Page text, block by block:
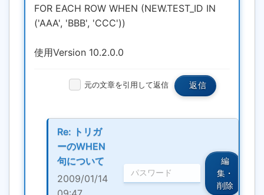
FOR EACH ROW WHEN (NEW.TEST_ID IN
('AAA', 'BBB', 'CCC'))
使用Version 10.2.0.0
元の文章を引用して返信 返信
Re: トリガ
ーのWHEN
句について
2009/01/14
編
集・
削除